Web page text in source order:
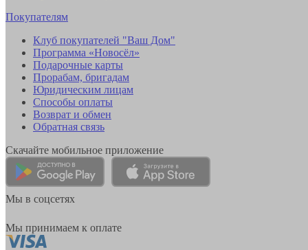
Покупателям
Клуб покупателей "Ваш Дом"
Программа «Новосёл»
Подарочные карты
Прорабам, бригадам
Юридическим лицам
Способы оплаты
Возврат и обмен
Обратная связь
Скачайте мобильное приложение
Мы в соцсетях
Мы принимаем к оплате